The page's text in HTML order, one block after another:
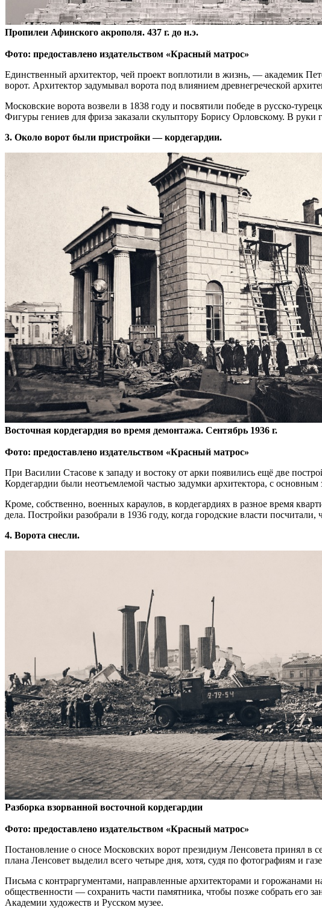
Пропилеи Афинского акрополя. 437 г. до н.э.
Фото: предоставлено издательством «Красный матрос»
Единственный архитектор, чей проект воплотили в жизнь, — академик
ворот. Архитектор задумывал ворота под влиянием древнегреческой
Московские ворота возвели в 1838 году и посвятили победе в русско-
Фигуры гениев для фриза заказали скульптору Борису Орловскому. В
3. Около ворот были пристройки — кордегардии.
Восточная кордегардия во время демонтажа. Сентябрь 1936 г.
Фото: предоставлено издательством «Красный матрос»
При Василии Стасове к западу и востоку от арки появились ещё две
Кордегардии были неотъемлемой частью задумки архитектора, с
Кроме, собственно, военных караулов, в кордегардиях в разное время
дела. Постройки разобрали в 1936 году, когда городские власти
4. Ворота снесли.
Разборка взорванной восточной кордегардии
Фото: предоставлено издательством «Красный матрос»
Постановление о сносе Московских ворот президиум Ленсовета принял в
плана Ленсовет выделил всего четыре дня, хотя, судя по фотографиям и
Письма с контраргументами, направленные архитекторами и
общественности — сохранить части памятника, чтобы позже собрать его
Академии художеств и Русском музее.